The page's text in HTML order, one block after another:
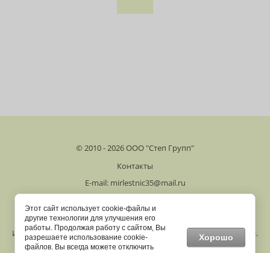
© 2010 - 2026 ООО "Степ Групп"
Контакты
E-mail: mirlestnic35@mail.ru
MAX +7 921 716 00 05
Информация по ценам на сайте не является публичной офертой.
Этот сайт использует cookie-файлы и
другие технологии для улучшения его
работы. Продолжая работу с сайтом, Вы
разрешаете использование cookie-
файлов. Вы всегда можете отключить
Хорошо